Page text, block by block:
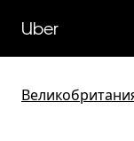
перейти
к
содержимому
Uber